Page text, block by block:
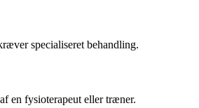
specialiseret behandling.
en fysioterapeut eller træner.